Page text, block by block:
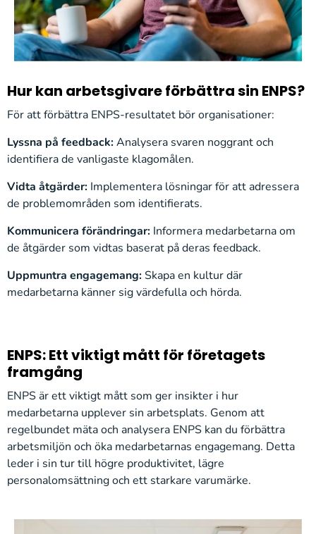
Hur kan arbetsgivare förbättra sin ENPS?
För att förbättra ENPS-resultatet bör organisationer:
Lyssna på feedback:Analysera svaren noggrant och
identifiera de vanligaste klagomålen.
Vidta åtgärder: Implementera lösningar för att adressera
de problemområden som identifierats.
Kommunicera förändringar: Informera medarbetarna om
de åtgärder som vidtas baserat på deras feedback.
Uppmuntra engagemang:Skapa en kultur där
medarbetarna känner sig värdefulla och hörda.
ENPS: Ett viktigt mått för företagets
framgång
ENPS är ett viktigt mått som ger insikter i hur
medarbetarna upplever sin arbetsplats. Genom att
regelbundet mäta och analysera ENPS kan du förbättra
arbetsmiljön och öka medarbetarnas engagemang. Detta
leder i sin tur till högre produktivitet, lägre
personalomsättning och ett starkare varumärke.